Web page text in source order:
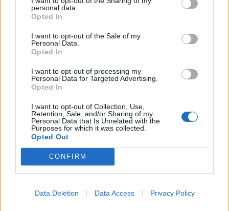
personal data.
Opted In
I want to opt-out of the Sale of my
Personal Data.
Opted In
I want to opt-out of processing my
Personal Data for Targeted Advertising.
Opted In
I want to opt-out of Collection, Use,
Retention, Sale, and/or Sharing of my
Personal Data that Is Unrelated with the
Purposes for which it was collected.
Opted Out
CONFIRM
Data Deletion Data Access Privacy Policy
nieko nekainuoja, o tiek daug duoda“, – skatina M.
Į Klaipėdą iš emigracijos
grįžusi Karina Kučinskienė
įvardijo didžiausią savo
norą
Jūros šventę anksčiau